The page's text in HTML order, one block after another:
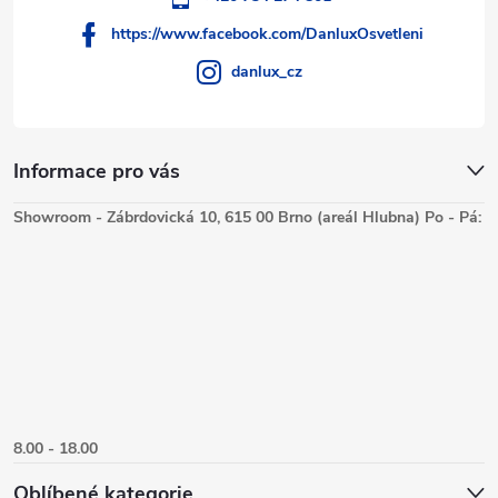
Informace pro vás
https://www.facebook.com/DanluxOsvetleni
danlux_cz
Showroom - Zábrdovická 10, 615 00 Brno (areál Hlubna) Po - Pá:
8.00 - 18.00